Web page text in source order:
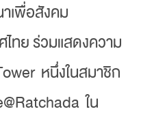
เพื่อสังคม
ทย ร่วมแสดงความ
หนึ่งในสมาชิก
ใน